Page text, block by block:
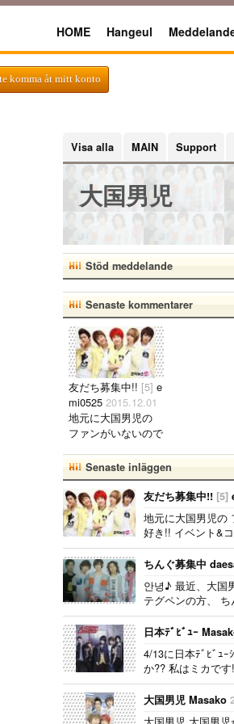
HOME Hangeul
komma åt mitt konto
Visa alla MAIN Support
大国男児
Stöd meddelande
Senaste kommentarer
友だち募集中!! [5] e
mi0525 2015.12.01
地元に大国男児の
ファンがいないので
なりませんか？ 私
は ミカ&カラムが好
き!! イベント&コン
サートが ある時は
一緒に参加しません
か？ 年齢は関係な
いので..
Senaste inläggen
友だち募集中!! [5]
地元に大国男児の
好き!! イベント&
ちんぐ募集中
안녕♪ 最近、大国
テグペンの方、
日本ﾃﾞﾋﾞｭｰ
4/13に日本ﾃﾞﾋﾞｭ
か?? 私はミカで
大国男児 Masako
大国男児 大国男